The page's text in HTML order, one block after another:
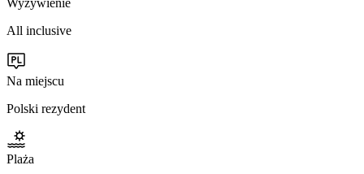
All inclusive
Na miejscu
Polski rezydent
Plaża